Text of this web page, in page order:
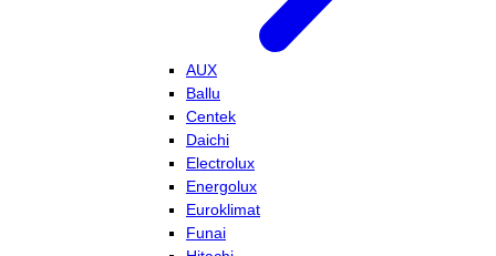
AUX
Ballu
Centek
Daichi
Electrolux
Energolux
Euroklimat
Funai